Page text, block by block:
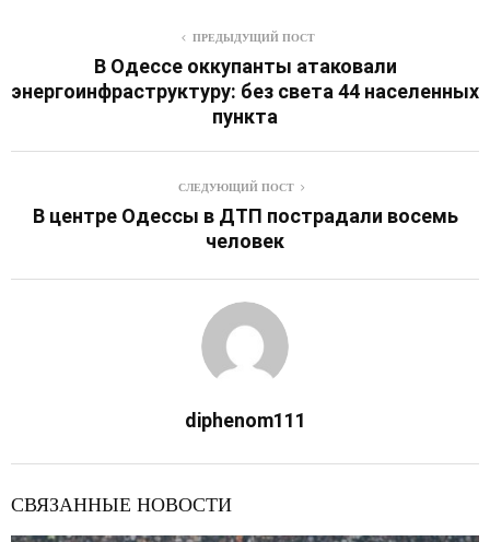
ПРЕДЫДУЩИЙ ПОСТ
В Одессе оккупанты атаковали
энергоинфраструктуру: без света 44 населенных
пункта
СЛЕДУЮЩИЙ ПОСТ
В центре Одессы в ДТП пострадали восемь
человек
diphenom111
СВЯЗАННЫЕ НОВОСТИ